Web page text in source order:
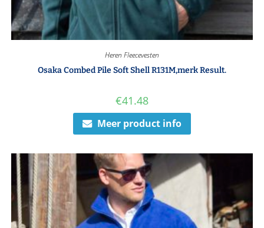
Heren Fleecevesten
Osaka Combed Pile Soft Shell R131M,merk Result.
€41.48
Meer product info